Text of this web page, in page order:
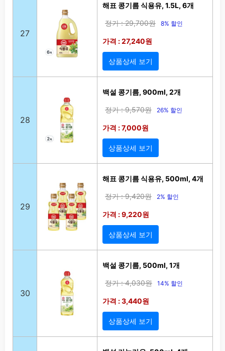
27
해표 콩기름 식용유, 1.5L, 6개
정가 : 29,700원 8% 할인
가격 : 27,240원
상품상세 보기
28
백설 콩기름, 900ml, 2개
정가 : 9,570원 26% 할인
가격 : 7,000원
상품상세 보기
29
해표 콩기름 식용유, 500ml, 4개
정가 : 9,420원 2% 할인
가격 : 9,220원
상품상세 보기
30
백설 콩기름, 500ml, 1개
정가 : 4,030원 14% 할인
가격 : 3,440원
상품상세 보기